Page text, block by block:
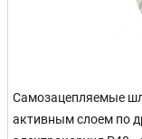
Самозацепляемые
активным слоем по